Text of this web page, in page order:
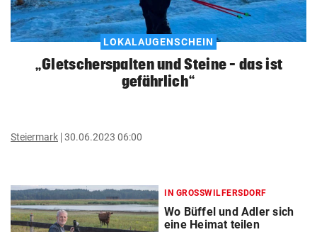
LOKALAUGENSCHEIN
„Gletscherspalten und Steine – das ist
gefährlich“
Steiermark 30.06.2023 06:00
IN GROSSWILFERSDORF
Wo Büffel und Adler sich
eine Heimat teilen